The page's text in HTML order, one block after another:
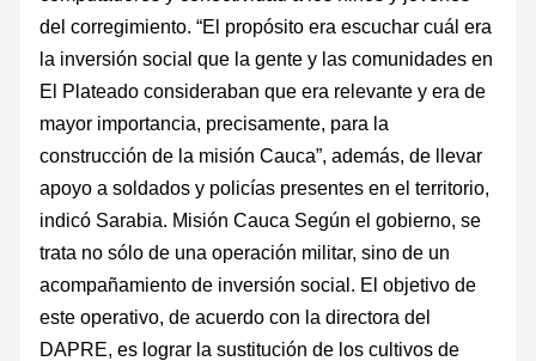
del corregimiento. “El propósito era escuchar cuál era
la inversión social que la gente y las comunidades en
El Plateado consideraban que era relevante y era de
mayor importancia, precisamente, para la
construcción de la misión Cauca”, además, de llevar
apoyo a soldados y policías presentes en el territorio,
indicó Sarabia. Misión Cauca Según el gobierno, se
trata no sólo de una operación militar, sino de un
acompañamiento de inversión social. El objetivo de
este operativo, de acuerdo con la directora del
DAPRE, es lograr la sustitución de los cultivos de